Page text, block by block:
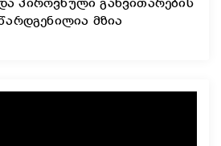
პიროვნული განვითარების
მზია